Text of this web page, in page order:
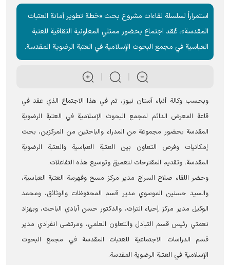
استمراراً لسلسلة لقاءات مشروع بحث «خطة تطوير أمانة العتبات
المقدسة»، عُقد اجتماع بحضور ممثلي المعاونیة الثقافية للعتبة
العباسية في مجمع البحوث الإسلامية في العتبة الرضوية المقدسة.
وبحسب وكالة أنباء آستان نيوز، تم في هذا الاجتماع الذي عقد في
قاعة المعرض الدائم لمجمع البحوث الإسلامیة في العتبة الرضویة
المقدسة بحضور مجموعة من المدراء والباحثين من المركزين، بحث
إمكانيات وفرص التعاون بين العتبة العباسية والعتبة الرضویة
المقدسة، وتقديم المقترحات لتعميق وتوسيع هذه التفاعلات.
وحضر اللقاء صلاح السراج مدير مركز مسح وفهرسة العتبة العباسية،
والسيد حسنين الموسوي مدير قسم المحفوظات والوثائق، ومحمد
الوكيل مدير مركز إحياء التراث، والدكتور حسن آبادي الباحث، وبهزاد
نعمتي رئيس قسم التبادل والتعاون العلمي، ومرتضى انفرادي مدير
قسم الدراسات الاجتماعية للعتبات المقدسة في مجمع البحوث
الإسلامية في العتبة الرضوية المقدسة.